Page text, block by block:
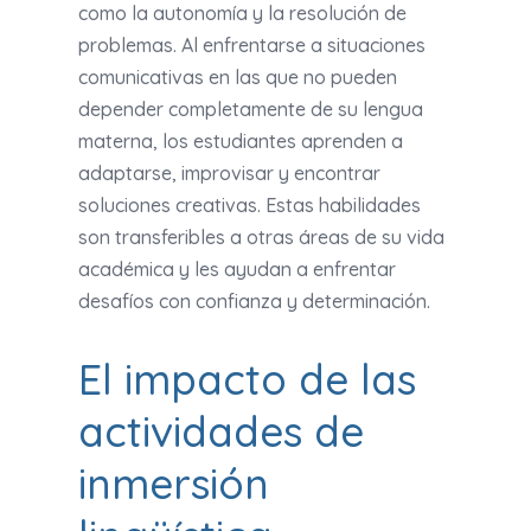
como la autonomía y la resolución de
problemas. Al enfrentarse a situaciones
comunicativas en las que no pueden
depender completamente de su lengua
materna, los estudiantes aprenden a
adaptarse, improvisar y encontrar
soluciones creativas. Estas habilidades
son transferibles a otras áreas de su vida
académica y les ayudan a enfrentar
desafíos con confianza y determinación.
El impacto de las
actividades de
inmersión